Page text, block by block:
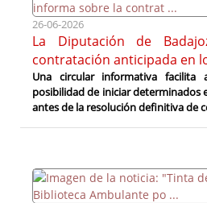
26-06-2026
La Diputación de
contratación anticipada en
Una circular informativa facilita
posibilidad de iniciar determinados
antes de la resolución definitiva de